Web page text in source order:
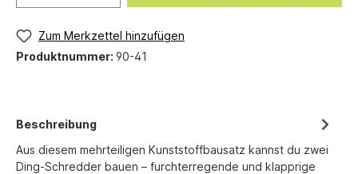
Zum Merkzettel hinzufügen
Produktnummer: 90-41
Beschreibung
Aus diesem mehrteiligen Kunststoffbausatz kannst du zwei
Ding-Schredder bauen – furchterregende und klapprige